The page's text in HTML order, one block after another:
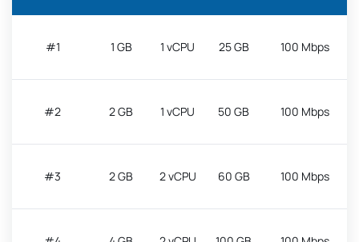
#1 1 GB 1 vCPU 25 GB 100 Mbps
#2 2 GB 1 vCPU 50 GB 100 Mbps
#3 2 GB 2 vCPU 60 GB 100 Mbps